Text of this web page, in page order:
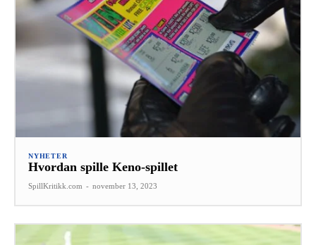
NYHETER
Hvordan spille Keno-spillet
SpillKritikk.com - november 13, 2023